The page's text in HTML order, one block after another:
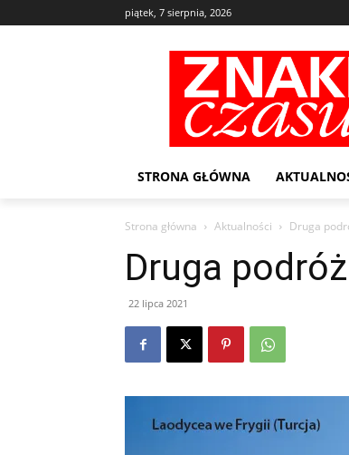
piątek, 7 sierpnia, 2026
STRONA GŁÓWNA
Strona główna Aktualności Druga
Druga
22 lipca 2021